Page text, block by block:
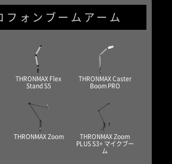
フォンブームアーム
THRONMAX Flex
Stand S5
THRONMAX Caster
Boom PRO
THRONMAX Zoom
THRONMAX Zoom
PLUS S3+ マイクブー
ム